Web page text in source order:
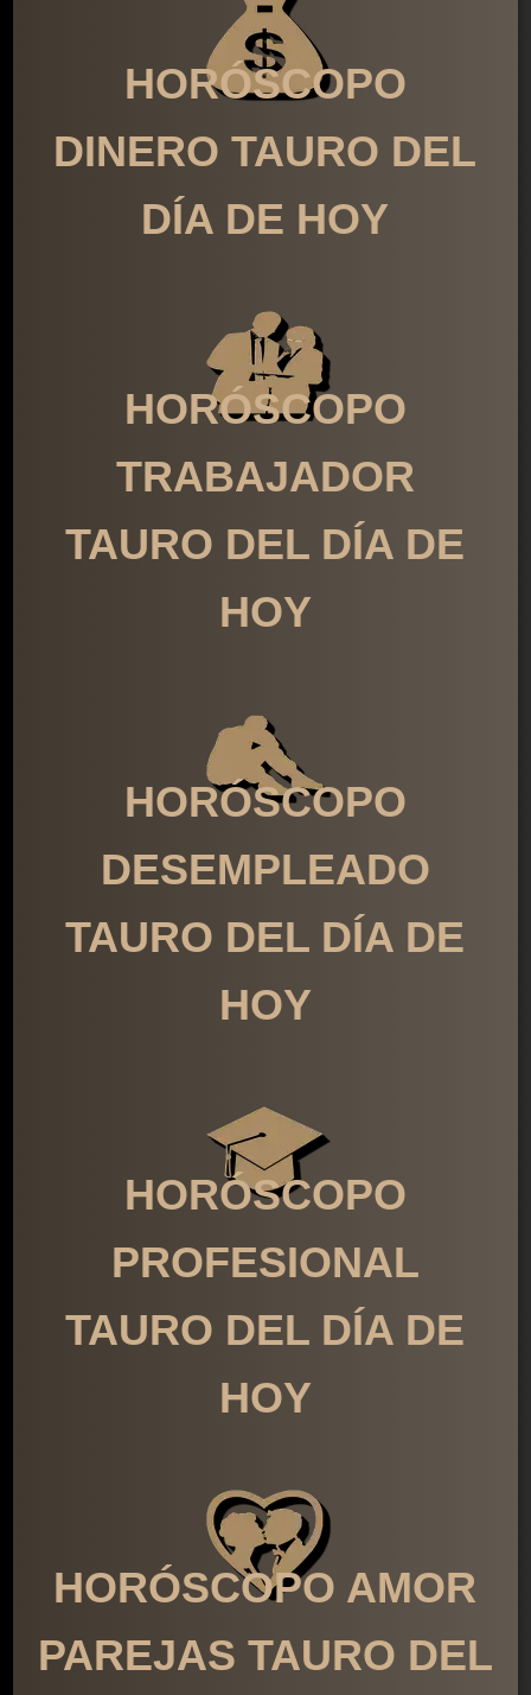
HORÓSCOPO
DINERO TAURO DEL
DÍA DE HOY
HORÓSCOPO
TRABAJADOR
TAURO DEL DÍA DE
HOY
HORÓSCOPO
DESEMPLEADO
TAURO DEL DÍA DE
HOY
HORÓSCOPO
PROFESIONAL
TAURO DEL DÍA DE
HOY
HORÓSCOPO AMOR
PAREJAS TAURO DEL